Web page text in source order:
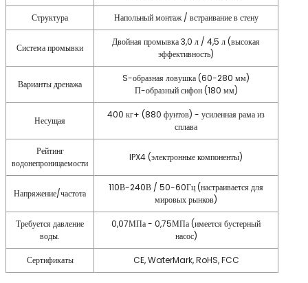
Структура Напольный монтаж / встраивание в стену
Система промывки
Двойная промывка 3,0 л / 4,5 л (высокая
эффективность)
Варианты дренажа
S-образная ловушка (60-280 мм)
П-образный сифон (180 мм)
Несущая
400 кг+ (880 фунтов) - усиленная рама из
сплава
Рейтинг
водонепроницаемости
IPX4 (электронные компоненты)
Напряжение/частота
110В-240В / 50-60Гц (настраивается для
мировых рынков)
Требуется давление
воды.
0,07МПа - 0,75МПа (имеется бустерный
насос)
Сертификаты CE, WaterMark, RoHS, FCC